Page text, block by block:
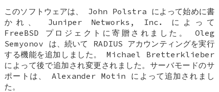
このソフトウェアは、 John Polstra によって始めに書
かれ、 Juniper Networks, Inc. によって
FreeBSD プロジェクトに寄贈されました。 Oleg
Semyonov は、続いて RADIUS アカウンティングを実行
する機能を追加しました。Michael Bretterklieber
によって後で追加され変更されました。サーバモードのサ
ポートは、Alexander Motin によって追加されまし
た。